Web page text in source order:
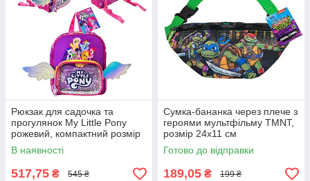
Рюкзак для садочка та
прогулянок My Little Pony
рожевий, компактний розмір
28х24х13 см
В наявності
517,75 ₴ 545 ₴
Сумка-бананка через плече з
героями мультфільму TMNT,
розмір 24х11 см
Готово до відправки
189,05 ₴ 199 ₴